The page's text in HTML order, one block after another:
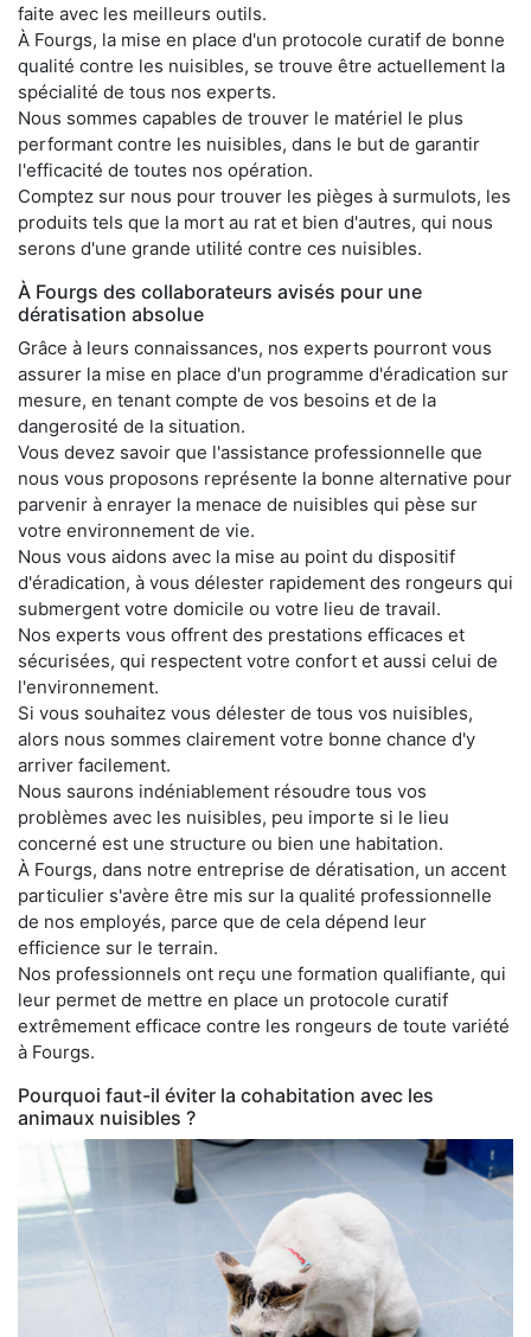
faite avec les meilleurs outils.
À Fourgs, la mise en place d'un protocole curatif de bonne
qualité contre les nuisibles, se trouve être actuellement la
spécialité de tous nos experts.
Nous sommes capables de trouver le matériel le plus
performant contre les nuisibles, dans le but de garantir
l'efficacité de toutes nos opération.
Comptez sur nous pour trouver les pièges à surmulots, les
produits tels que la mort au rat et bien d'autres, qui nous
serons d'une grande utilité contre ces nuisibles.
À Fourgs des collaborateurs avisés pour une
dératisation absolue
Grâce à leurs connaissances, nos experts pourront vous
assurer la mise en place d'un programme d'éradication sur
mesure, en tenant compte de vos besoins et de la
dangerosité de la situation.
Vous devez savoir que l'assistance professionnelle que
nous vous proposons représente la bonne alternative pour
parvenir à enrayer la menace de nuisibles qui pèse sur
votre environnement de vie.
Nous vous aidons avec la mise au point du dispositif
d'éradication, à vous délester rapidement des rongeurs qui
submergent votre domicile ou votre lieu de travail.
Nos experts vous offrent des prestations efficaces et
sécurisées, qui respectent votre confort et aussi celui de
l'environnement.
Si vous souhaitez vous délester de tous vos nuisibles,
alors nous sommes clairement votre bonne chance d'y
arriver facilement.
Nous saurons indéniablement résoudre tous vos
problèmes avec les nuisibles, peu importe si le lieu
concerné est une structure ou bien une habitation.
À Fourgs, dans notre entreprise de dératisation, un accent
particulier s'avère être mis sur la qualité professionnelle
de nos employés, parce que de cela dépend leur
efficience sur le terrain.
Nos professionnels ont reçu une formation qualifiante, qui
leur permet de mettre en place un protocole curatif
extrêmement efficace contre les rongeurs de toute variété
à Fourgs.
Pourquoi faut-il éviter la cohabitation avec les
animaux nuisibles ?